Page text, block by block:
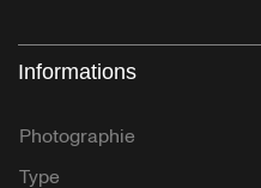
Informations
Photographie
Type